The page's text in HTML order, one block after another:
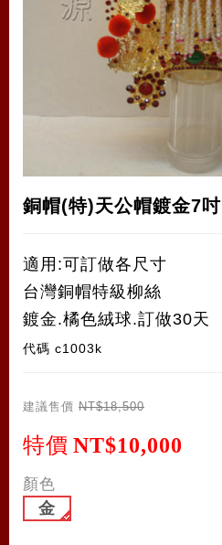
銅帽(特)天公帽鍍金7吋
適用:可訂做各尺寸
台灣銅帽特級柳絲
鍍金.橘色絨球.訂做30天
代碼 c1003k
建議售價 NT$18,500
特價 NT$10,000
顏色
金